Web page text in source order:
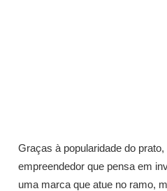
Graças à popularidade do
empreendedor que pensa em
uma marca que atue no ramo,